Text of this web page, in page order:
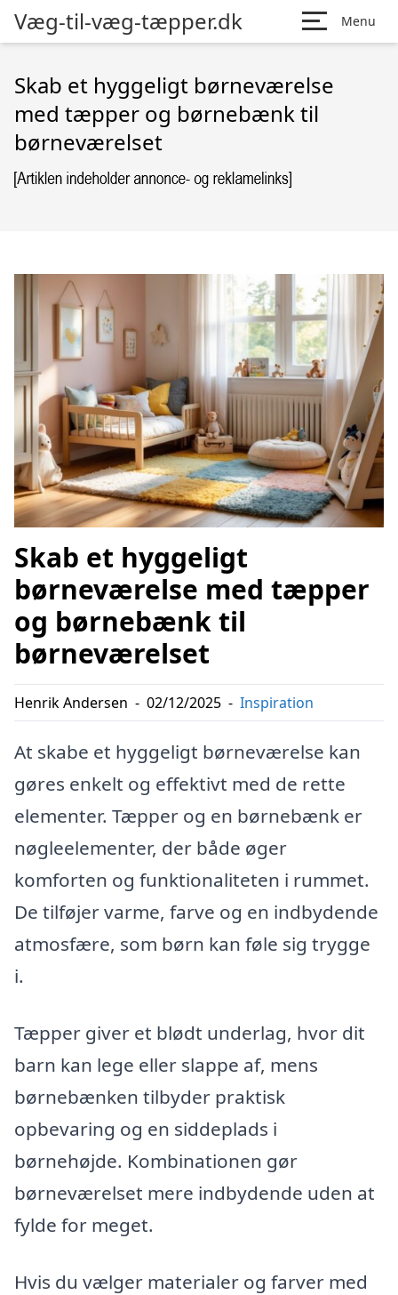
Væg-til-væg-tæpper.dk Menu
Skab et hyggeligt børneværelse
med tæpper og børnebænk til
børneværelset
Skab et hyggeligt
børneværelse med tæpper
og børnebænk til
børneværelset
Henrik Andersen - 02/12/2025 - Inspiration
At skabe et hyggeligt børneværelse kan
gøres enkelt og effektivt med de rette
elementer. Tæpper og en børnebænk er
nøgleelementer, der både øger
komforten og funktionaliteten i rummet.
De tilføjer varme, farve og en indbydende
atmosfære, som børn kan føle sig trygge
i.
Tæpper giver et blødt underlag, hvor dit
barn kan lege eller slappe af, mens
børnebænken tilbyder praktisk
opbevaring og en siddeplads i
børnehøjde. Kombinationen gør
børneværelset mere indbydende uden at
fylde for meget.
Hvis du vælger materialer og farver med